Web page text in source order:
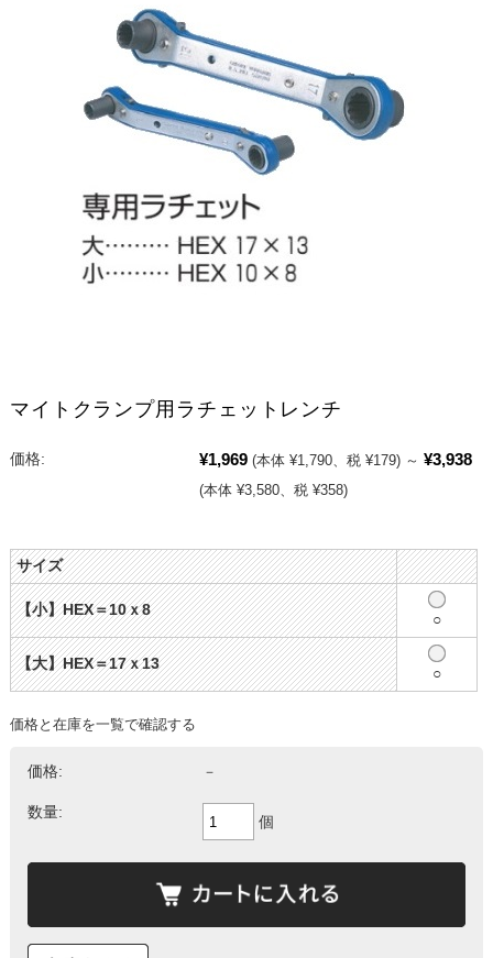
マイトクランプ用ラチェットレンチ
価格: ¥1,969 (本体 ¥1,790、税 ¥179) ～ ¥3,938
(本体 ¥3,580、税 ¥358)
サイズ
【小】HEX＝10ｘ8
○
【大】HEX＝17ｘ13
○
価格と在庫を一覧で確認する
価格: －
数量:
個